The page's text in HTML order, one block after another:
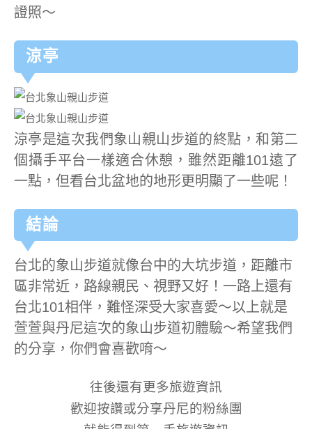
證照～
涼亭
涼亭是這次我們象山親山步道的終點，和第二
個攝手平台一樣適合休憩，雖然距離101遠了
一點，但看台北盆地的地形更明顯了一些呢！
結論
台北的象山步道就像台中的大坑步道，距離市
區非常近，路線親民、視野又好！一路上還有
台北101相伴，難怪深受大家喜愛～以上就是
萱萱與丹尼這次的象山步道初體驗～希望我們
的分享，你們會喜歡唷～
往後還有更多旅遊資訊
歡迎按讚或分享丹尼的粉絲團